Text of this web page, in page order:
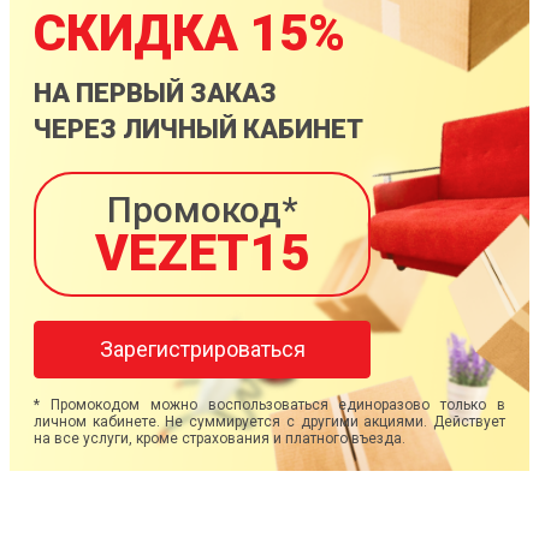
СКИДКА 15%
НА ПЕРВЫЙ ЗАКАЗ
ЧЕРЕЗ ЛИЧНЫЙ КАБИНЕТ
Промокод*
VEZET15
Зарегистрироваться
* Промокодом можно воспользоваться единоразово только в
личном кабинете. Не суммируется с другими акциями. Действует
на все услуги, кроме страхования и платного въезда.